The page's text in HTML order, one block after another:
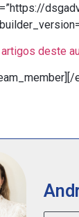
deste